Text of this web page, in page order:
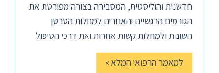
חדשנית והוליסטית, המסבירה בצורה מפורטת את
הגורמים הרגשיים והאחרים למחלות הסרטן
השונות ולמחלות קשות אחרות ואת דרכי הטיפול
למאמר הרפואי המלא »